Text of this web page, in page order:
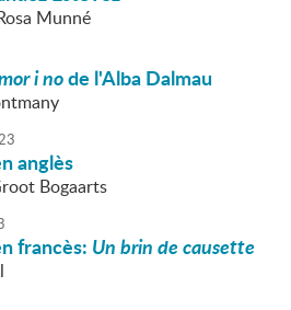
Munné
i node l'Alba Dalmau
anglès
Bogaarts
francès: Un brin de causette